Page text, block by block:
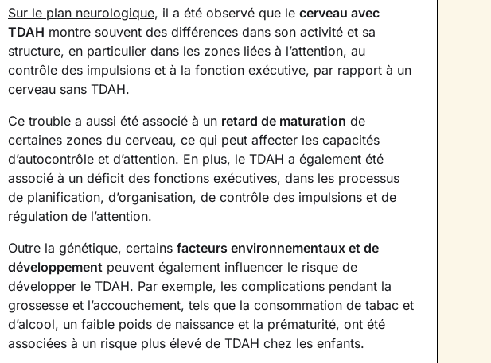
Sur le plan neurologique, il a été observé que le cerveau avec
TDAH montre souvent des différences dans son activité et sa
structure, en particulier dans les zones liées à l’attention, au
contrôle des impulsions et à la fonction exécutive, par rapport à un
cerveau sans TDAH.
Ce trouble a aussi été associé à un retard de maturation de
certaines zones du cerveau, ce qui peut affecter les capacités
d’autocontrôle et d’attention. En plus, le TDAH a également été
associé à un déficit des fonctions exécutives, dans les processus
de planification, d’organisation, de contrôle des impulsions et de
régulation de l’attention.
Outre la génétique, certains facteurs environnementaux et de
développement peuvent également influencer le risque de
développer le TDAH. Par exemple, les complications pendant la
grossesse et l’accouchement, tels que la consommation de tabac et
d’alcool, un faible poids de naissance et la prématurité, ont été
associées à un risque plus élevé de TDAH chez les enfants.